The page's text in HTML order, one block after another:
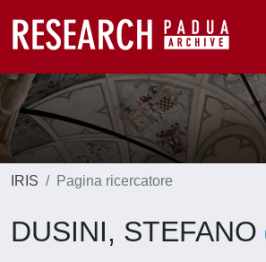
IRIS Pagina ricercatore
DUSINI, STEFANO